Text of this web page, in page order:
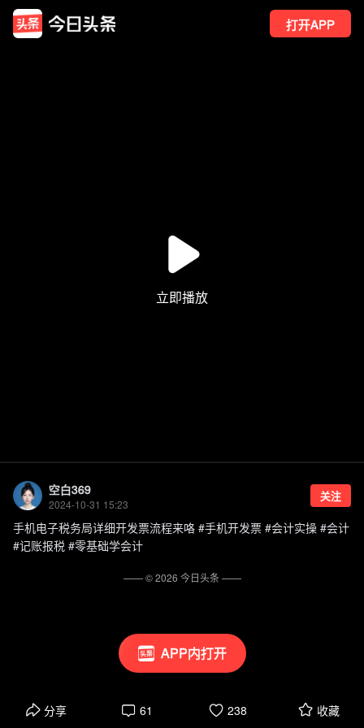
打开APP
APP内打开
空白369
2024-10-31 15:23
关注
手机电子税务局详细开发票流程来咯 #手机开发票 #会计实操 #会计
#记账报税 #零基础学会计
分享 61 238 收藏
—— ©2026 今日头条——